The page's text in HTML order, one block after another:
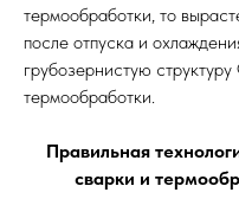
термообработки, то
после отпуска и
грубозернистую
термообработки.
Правильная
сварки и